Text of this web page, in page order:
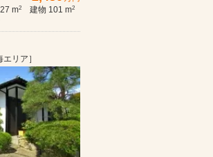
m2 建物 101 m2
エリア］